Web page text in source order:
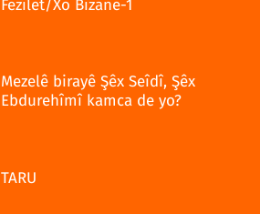
Fezîlet/Xo Bizane-1
Mezelê birayê Şêx Seîdî, Şêx
Ebdurehîmî kamca de yo?
TARU